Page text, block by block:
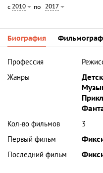
с 2010 по 2017
Биография
Профессия
Жанры
Кол-во фильмов
3
Первый фильм
Последний фильм